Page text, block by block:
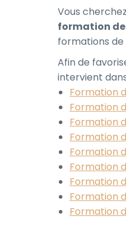
Vous
formation
formations
Afin de
intervient
Formation
Formation
Formation
Formation
Formation
Formation
Formation
Formation
Formation